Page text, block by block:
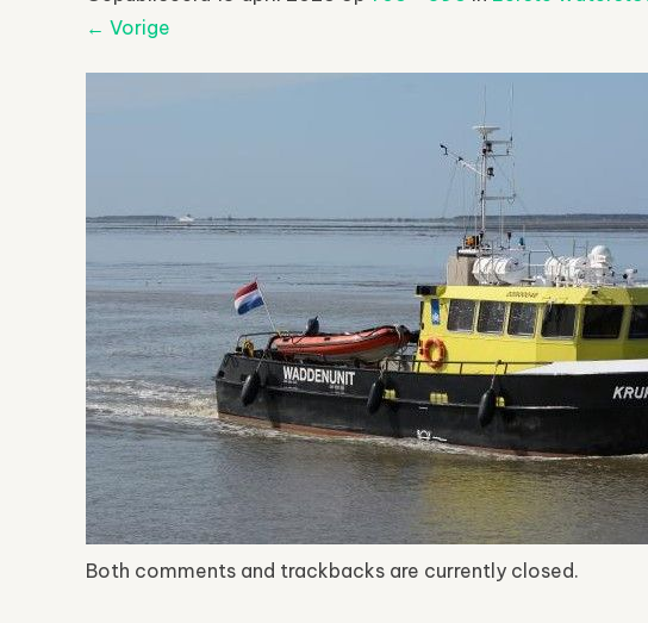
← Vorige
Both comments and trackbacks are currently closed.